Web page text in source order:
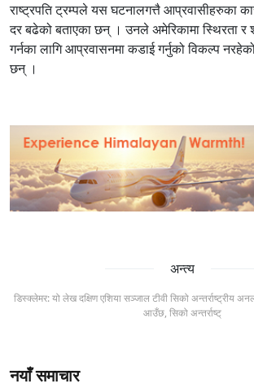
राष्ट्रपति ट्रम्पले यस घटनालगत्तै आप्रवासीहरुका
दर बढेको बताएका छन् । उनले अमेरिकामा स्थिरता र
गर्नका लागि आप्रवासनमा कडाई गर्नुको विकल्प
छन् ।
अन्त्य
डिस्क्लेमर: यो लेख दक्षिण एशिया सञ्जाल टीवी सिको अन्तर्राष्ट्रीय
आउँछ, सिको अन्तर्राष्ट्
नयाँ समाचार